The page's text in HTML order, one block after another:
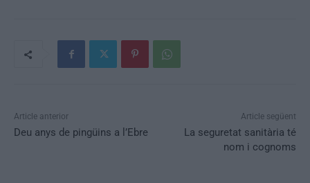
Article anterior
Deu anys de pingüins a l’Ebre
Article següent
La seguretat sanitària té
nom i cognoms